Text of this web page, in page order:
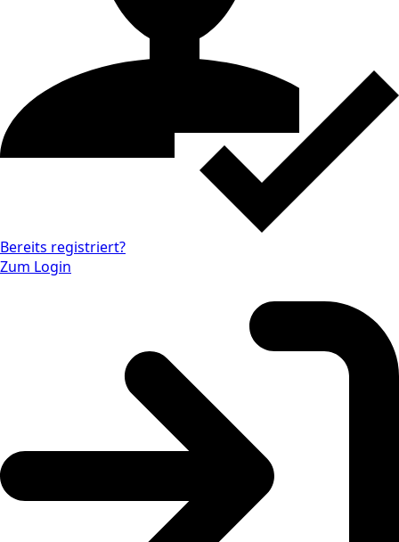
Bereits registriert?
Zum Login